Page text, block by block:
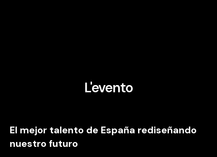
L'evento
El mejor talento de España rediseñando
nuestro futuro